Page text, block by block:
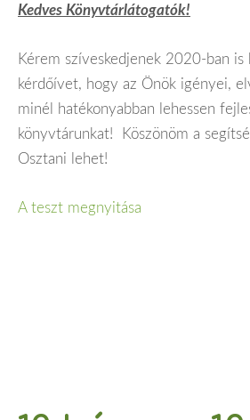
Kedves Könyvtárlátogatók!
Kérem szíveskedjenek 2020-ban
kérdőívet, hogy az Önök igényei,
minél hatékonyabban lehessen
könyvtárunkat! Köszönöm a
Osztani lehet!
A teszt megnyitása